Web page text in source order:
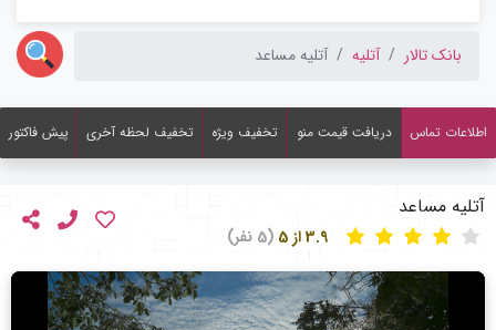
بانک تالار آتلیه آتلیه مساعد
اطلاعات تماس دریافت قیمت منو تخفیف ویژه تخفیف لحظه آخری پیش فاکتور
آتلیه مساعد
(5 نفر)